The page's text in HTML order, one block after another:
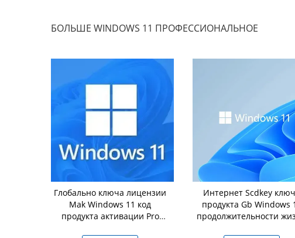
БОЛЬШЕ WINDOWS 11 ПРОФЕССИОНАЛЬНОЕ
Глобально ключа лицензии
Mak Windows 11 код
продукта активации Pro
Интернет Scdkey
продукта Gb Windows 11
продолжительности